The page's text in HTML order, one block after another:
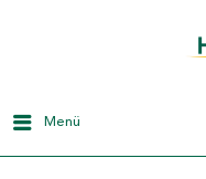
Menü